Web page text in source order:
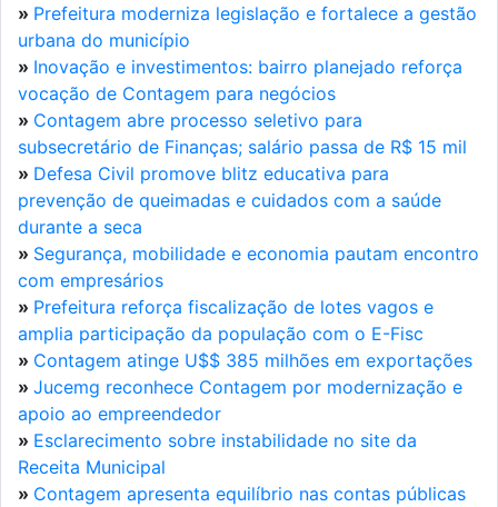
» Prefeitura moderniza legislação e fortalece a gestão
urbana do município
» Inovação e investimentos: bairro planejado reforça
vocação de Contagem para negócios
» Contagem abre processo seletivo para
subsecretário de Finanças; salário passa de R$ 15 mil
» Defesa Civil promove blitz educativa para
prevenção de queimadas e cuidados com a saúde
durante a seca
» Segurança, mobilidade e economia pautam encontro
com empresários
» Prefeitura reforça fiscalização de lotes vagos e
amplia participação da população com o E-Fisc
» Contagem atinge U$$ 385 milhões em exportações
» Jucemg reconhece Contagem por modernização e
apoio ao empreendedor
» Esclarecimento sobre instabilidade no site da
Receita Municipal
» Contagem apresenta equilíbrio nas contas públicas